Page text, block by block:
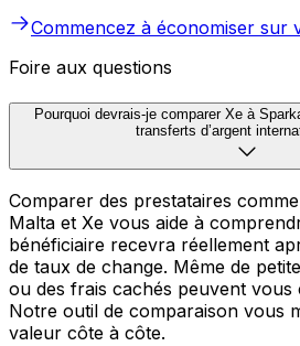
Commencez à économiser sur
Foire aux questions
Pourquoi devrais-je comparer Xe à
transferts d’argent
Comparer des prestataires
Malta et Xe vous aide à
bénéficiaire recevra réellement
de taux de change. Même de
ou des frais cachés peuvent
Notre outil de comparaison vous
valeur côte à côte.